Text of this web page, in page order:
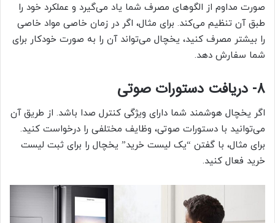
صورت مداوم از الگوهای مصرف شما یاد می‌گیرد و عملکرد خود را
طبق آن تنظیم می‌کند. برای مثال، اگر در زمان خاصی مواد خاصی
را بیشتر مصرف ‌کنید، یخچال می‌تواند آن را به صورت خودکار برای
شما سفارش دهد.
8- دریافت دستورات صوتی
اگر یخچال هوشمند شما دارای ویژگی کنترل صدا باشد. از طریق آن
می‌توانید با دستورات صوتی، وظایف مختلفی را درخواست کنید.
برای مثال، با گفتن “یک لیست خرید” یخچال را برای ثبت لیست
خرید فعال کنید.